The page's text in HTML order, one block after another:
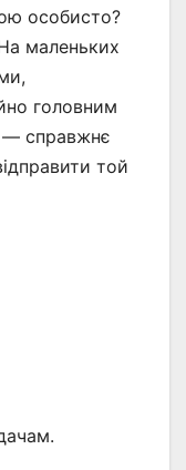
особисто?
маленьких
головним
справжнє
той